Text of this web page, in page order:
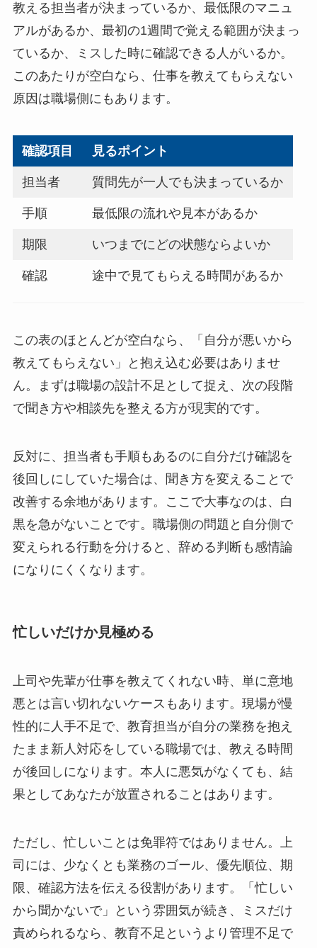
教える担当者が決まっているか、最低限のマニュ
アルがあるか、最初の1週間で覚える範囲が決まっ
ているか、ミスした時に確認できる人がいるか。
このあたりが空白なら、仕事を教えてもらえない
原因は職場側にもあります。
確認項目 見るポイント
担当者 質問先が一人でも決まっているか
手順 最低限の流れや見本があるか
期限 いつまでにどの状態ならよいか
確認 途中で見てもらえる時間があるか
この表のほとんどが空白なら、「自分が悪いから
教えてもらえない」と抱え込む必要はありませ
ん。まずは職場の設計不足として捉え、次の段階
で聞き方や相談先を整える方が現実的です。
反対に、担当者も手順もあるのに自分だけ確認を
後回しにしていた場合は、聞き方を変えることで
改善する余地があります。ここで大事なのは、白
黒を急がないことです。職場側の問題と自分側で
変えられる行動を分けると、辞める判断も感情論
になりにくくなります。
忙しいだけか見極める
上司や先輩が仕事を教えてくれない時、単に意地
悪とは言い切れないケースもあります。現場が慢
性的に人手不足で、教育担当が自分の業務を抱え
たまま新人対応をしている職場では、教える時間
が後回しになります。本人に悪気がなくても、結
果としてあなたが放置されることはあります。
ただし、忙しいことは免罪符ではありません。上
司には、少なくとも業務のゴール、優先順位、期
限、確認方法を伝える役割があります。「忙しい
から聞かないで」という雰囲気が続き、ミスだけ
責められるなら、教育不足というより管理不足で